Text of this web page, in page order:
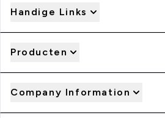
Handige Links
Producten
Company Information